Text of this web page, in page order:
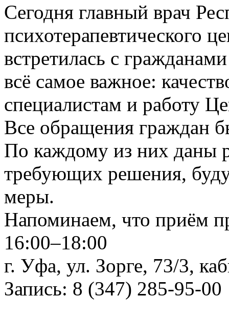
Сегодня главный врач
психотерапевтического
встретилась с
всё самое важное:
специалистам и работу
Все обращения граждан
По каждому из них даны
требующих решения,
меры.
Напоминаем, что приём
16:00–18:00
г. Уфа, ул. Зорге, 73/3,
Запись: 8 (347) 285-95-00